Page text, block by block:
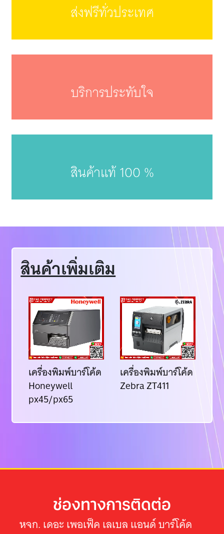
ส่งฟรีทั่วประเทศ
บริการประทับใจ
สินค้าแท้ 100 %
สินค้าเพิ่มเติม
เครื่องพิมพ์บาร์โค้ด
Honeywell
px45/px65
เครื่องพิมพ์บาร์โค้ด
Zebra ZT411
เ
ช่องทางการติดต่อ
หจก. เดอะ เพอเฟ็ค เลเบล แอนด์ บาร์โค้ด